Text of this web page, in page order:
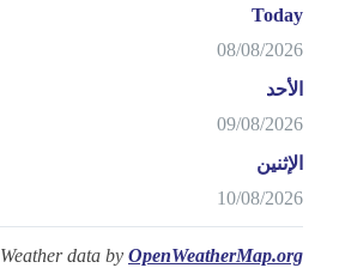
Today
08/08/2026
الأحد
09/08/2026
الإثنين
10/08/2026
Weather data by OpenWeatherMap.org